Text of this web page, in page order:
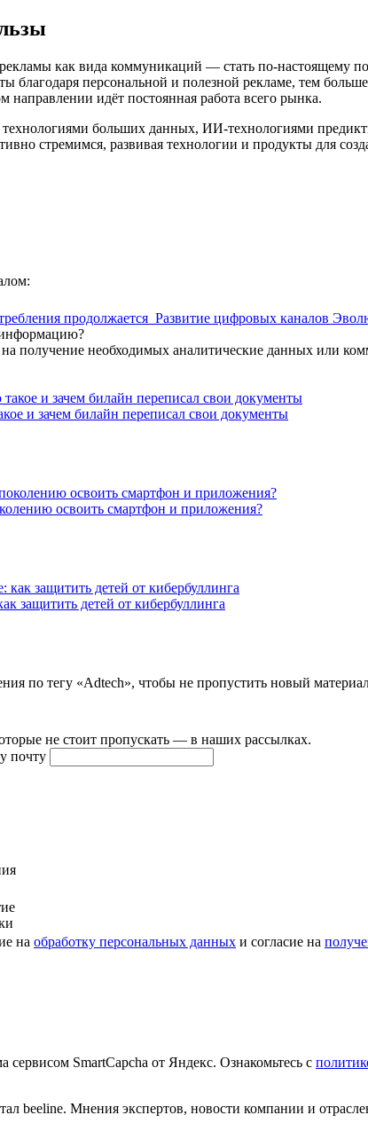
как вида коммуникаций — стать по-настоящему
благодаря персональной и полезной рекламе, тем
направлении идёт постоянная работа всего рынка.
больших данных, ИИ-технологиями
стремимся, развивая технологии и продукты для
продолжается Развитие цифровых каналов
на получение необходимых аналитические данных или
и зачем билайн переписал свои документы
освоить смартфон и приложения?
защитить детей от кибербуллинга
по тегу «Adtech», чтобы не пропустить новый
не стоит пропускать — в наших рассылках.
почту
на обработку персональных данных и согласие на
SmartCapcha от Яндекс. Ознакомьтесь с
beeline. Мнения экспертов, новости компании и